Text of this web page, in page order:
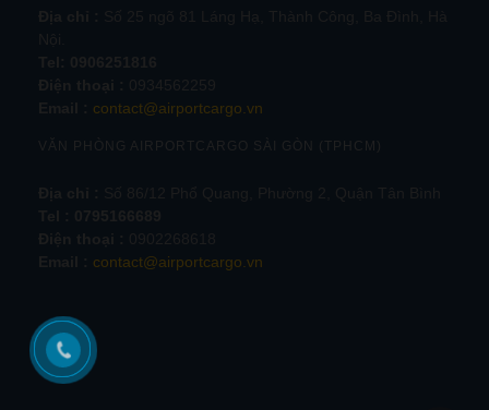
contact@airportcargo.vn
VĂN PHÒNG AIRPORTCARGO SÀI GÒN (TPHCM)
contact@airportcargo.vn